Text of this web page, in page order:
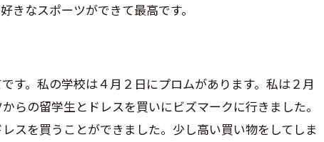
きなスポーツができて最高です。
す。私の学校は４月２日にプロムがあります。私は２月
らの留学生とドレスを買いにビズマークに行きました。
スを買うことができました。少し高い買い物をしてしま